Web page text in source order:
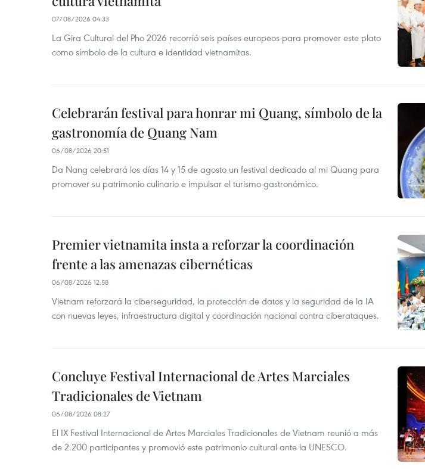
07/08/2026 04:33
La Gira Cultural del Pho 2026 recorrió seis países europeos para promover este plato
como símbolo de la cultura e identidad vietnamitas.
Celebrarán festival para honrar mi Quang, símbolo de la
gastronomía de Quang Nam
06/08/2026 20:51
Da Nang celebrará los días 14 y 15 de agosto un festival dedicado al mi Quang para
promover su patrimonio culinario e impulsar el turismo gastronómico.
Premier vietnamita insta a reforzar la coordinación
frente a las amenazas cibernéticas
06/08/2026 12:58
Vietnam reforzará la ciberseguridad, la protección de datos y la seguridad de la IA
con nuevas leyes, infraestructura digital y coordinación nacional contra ciberataques.
Concluye Festival Internacional de Artes Marciales
Tradicionales de Vietnam
06/08/2026 08:27
El IX Festival Internacional de Artes Marciales Tradicionales de Vietnam reunió a más
de 2.200 participantes y promovió este patrimonio cultural ante la UNESCO.